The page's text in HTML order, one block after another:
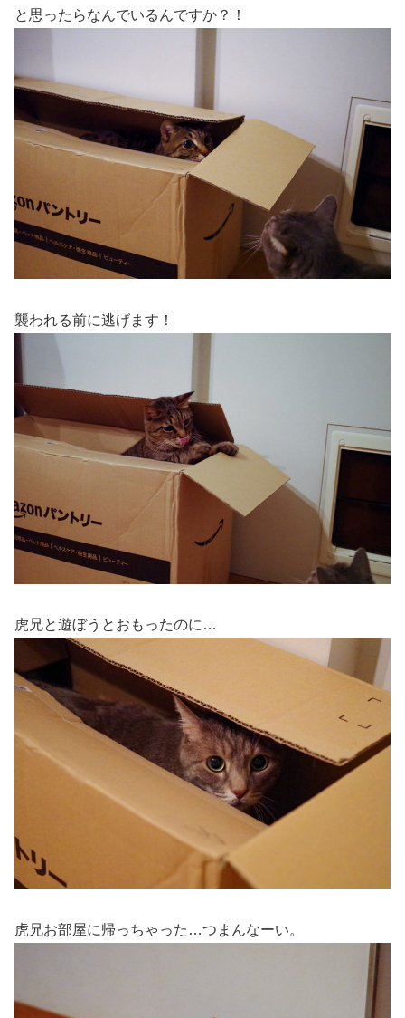
と思ったらなんでいるんですか？！
襲われる前に逃げます！
虎兄と遊ぼうとおもったのに…
虎兄お部屋に帰っちゃった…つまんなーい。